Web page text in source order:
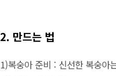
2. 만드는 법
1)복숭아 준비 : 신선한 복숭아